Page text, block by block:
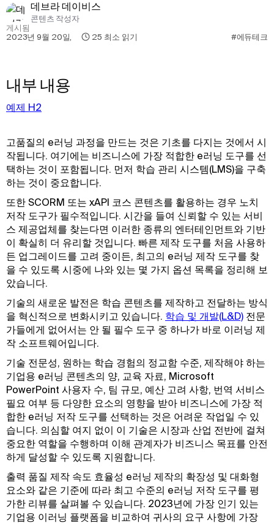
데브라 데이비스
콘텐츠 작성자
게시됨
2023년 9월 20일, 25 최소 읽기 #에듀테크
내부 내용
예제 H2
고품질의 e러닝 과정을 만드는 것은 기초를 다지는 것에서 시
작됩니다. 여기에는 비즈니스에 가장 적합한 e러닝 도구를 선
택하는 것이 포함됩니다. 먼저 학습 관리 시스템(LMS)을 구축
하는 것이 중요합니다.
또한 SCORM 또는 xAPI 코스 콘텐츠를 활용하는 경우 노치
저작 도구가 필수적입니다. 시간을 들여 신뢰할 수 있는 서비
스 제공업체를 찾는다면 이러한 종류의 엔터테인먼트와 기반
이 확실히 더 유리할 것입니다. 빠른 제작 도구를 처음 사용하
든 업그레이드를 고려 중이든, 최고의 e러닝 제작 도구를 찾
을 수 있도록 시중에 나와 있는 몇 가지 옵션 목록을 정리해 보
았습니다.
기술의 새로운 발전은 학습 콘텐츠를 제작하고 전달하는 방식
을 혁신적으로 변화시키고 있습니다. 학습 및 개발(L&D) 전문
가들에게 없어서는 안 될 필수 도구 중 하나가 바로 이러닝 제
작 소프트웨어입니다.
기술 전문성, 원하는 학습 경험의 정교함 수준, 제작해야 하는
기업용 e러닝 콘텐츠의 양, 교육 자료, Microsoft
PowerPoint 사용자 수, 팀 규모, 예산 고려 사항, 번역 서비스
필요 여부 등 다양한 요소의 영향을 받아 비즈니스에 가장 적
합한 e러닝 저작 도구를 선택하는 것은 어려운 작업일 수 있
습니다. 의심할 여지 없이 이 기술은 시장과 산업 전반에 걸쳐
중요한 역할을 수행하며 이해 관계자가 비즈니스 목표를 안전
하게 달성할 수 있도록 지원합니다.
출력 품질 제작 속도 효율성 e러닝 제작의 확장성 및 대화형
요소와 같은 기준에 따라 최고 수준의 e러닝 저작 도구를 평
가한 리뷰를 살펴볼 수 있습니다. 2023년에 가장 인기 있는
기업용 이러닝 플랫폼을 비교하여 귀사의 요구 사항에 가장